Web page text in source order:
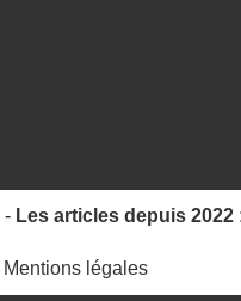
- Les articles depuis
Mentions légales